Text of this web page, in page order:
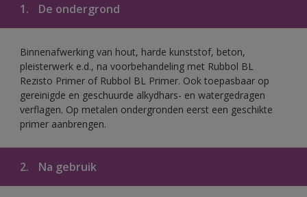
1. De ondergrond
Binnenafwerking van hout, harde kunststof, beton,
pleisterwerk e.d., na voorbehandeling met Rubbol BL
Rezisto Primer of Rubbol BL Primer. Ook toepasbaar op
gereinigde en geschuurde alkydhars- en watergedragen
verflagen. Op metalen ondergronden eerst een geschikte
primer aanbrengen.
2. Na gebruik